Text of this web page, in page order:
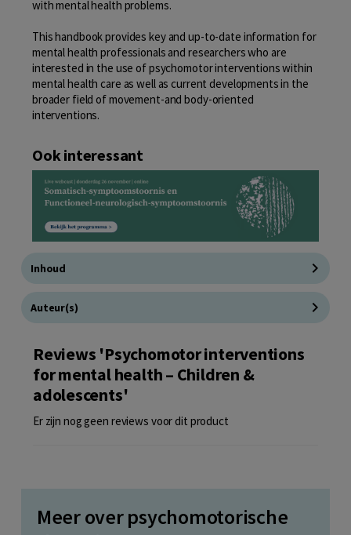
with mental health problems.
This handbook provides key and up-to-date information for
mental health professionals and researchers who are
interested in the use of psychomotor interventions within
mental health care as well as current developments in the
broader field of movement-and body-oriented
interventions.
Ook interessant
Inhoud
Auteur(s)
Reviews 'Psychomotor interventions
for mental health – Children &
adolescents'
Er zijn nog geen reviews voor dit product
Meer over psychomotorische